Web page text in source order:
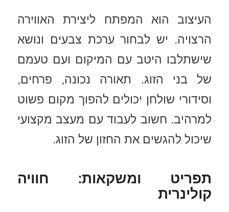
העיצוב הוא המפתח ליצירת האווירה
הרצויה. יש לבחור ערכת צבעים ונושא
שישתלבו היטב עם המיקום ועם טעמם
של בני הזוג. תאורה נכונה, פרחים,
וסידורי שולחן יכולים להפוך מקום פשוט
למרהיב. חשוב לעבוד עם מעצב מקצועי
שיכול להגשים את החזון של הזוג.
תפריט ומשקאות: חוויה
קולינרית